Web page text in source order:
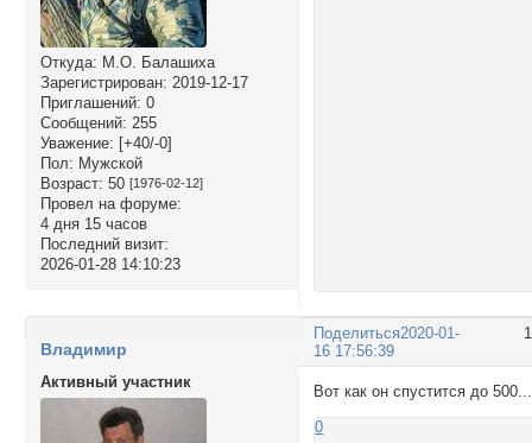
Откуда: М.О. Балашиха
Зарегистрирован: 2019-12-17
Приглашений: 0
Сообщений: 255
Уважение: [+40/-0]
Пол: Мужской
Возраст: 50 [1976-02-12]
Провел на форуме:
4 дня 15 часов
Последний визит:
2026-01-28 14:10:23
Поделиться2020-01-
16 17:56:39
Владимир
Активный участник
Вот как он спустится до
0